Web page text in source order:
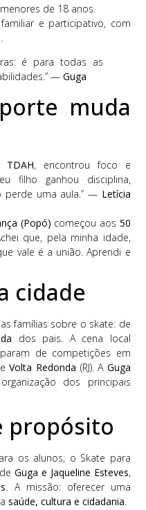
de 18 anos.
e participativo, com
.
é para todas as
—Guga
muda
TDAH, encontrou foco e
filho ganhou disciplina,
perde uma aula.” — Letícia
(Popó) começou aos 50
que, pela minha idade,
vale é a união. Aprendi e
cidade
famílias sobre o skate: de
dos pais. A cena local
de competições em
eVolta Redonda (RJ). A Guga
dos principais
propósito
os alunos, o Skate para
deGuga e Jaqueline Esteves,
. A missão: oferecer uma
saúde, cultura e cidadania.